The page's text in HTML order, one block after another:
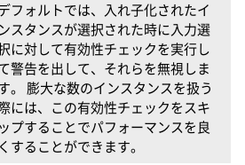
フォルトでは、入れ子化されたイ
ンスタンスが選択された時に入力選
に対して有効性チェックを実行し
警告を出して、それらを無視しま
。 膨大な数のインスタンスを扱う
には、この有効性チェックをスキ
ップすることでパフォーマンスを良
くすることができます。